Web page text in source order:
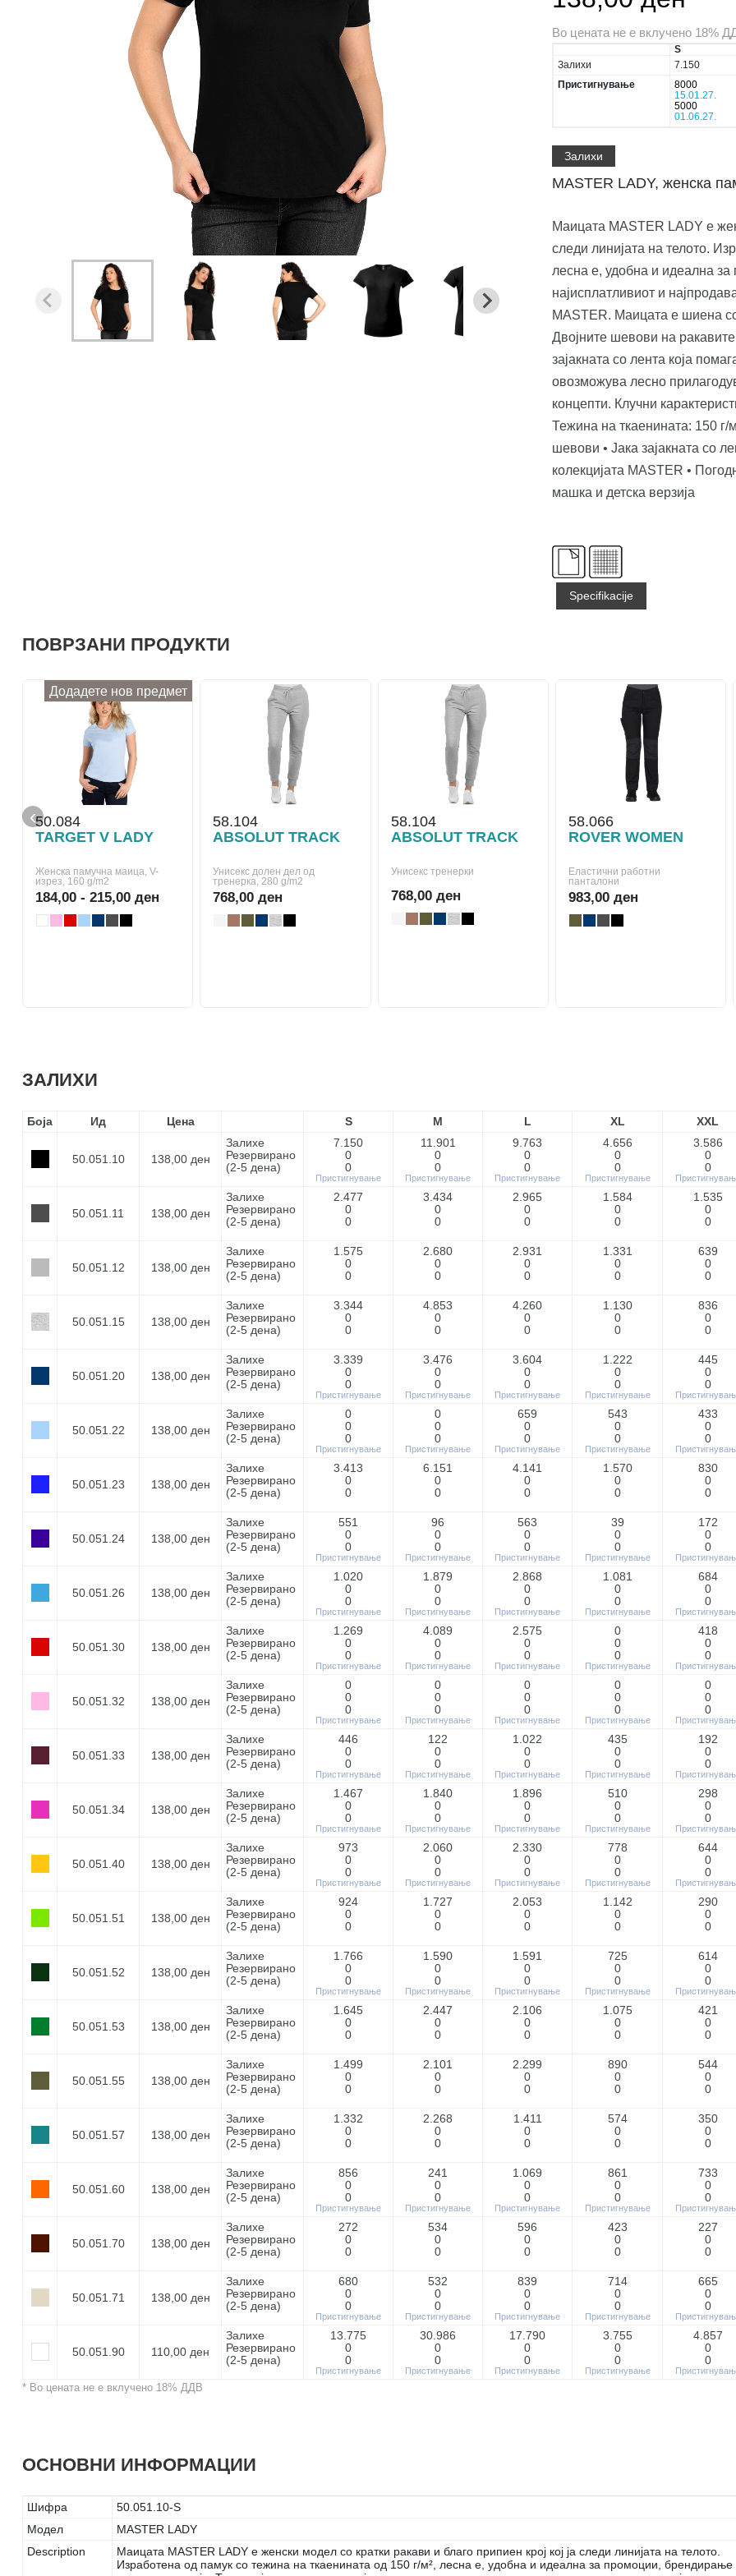
Во цената не е вклучено 18%
S
Залихи
7.150
Пристигнување
8000
15.01.27.
5000
01.06.27.
Залихи
MASTER LADY, женска
Маицата MASTER LADY е
следи линијата на телото.
лесна е, удобна и идеална
најисплатливиот и
MASTER. Маицата е шиена
Двојните шевови на
зајакната со лента која
овозможува лесно
концепти. Клучни
Тежина на ткаенината: 150 г/
шевови • Јака зајакната со
колекцијата MASTER •
машка и детска верзија
Specifikacije
ПОВРЗАНИ ПРОДУКТИ
Додадете нов предмет
50.084
TARGET V LADY
Женска памучна маица, V-
изрез, 160 g/m2
184,00 - 215,00 ден
58.104
ABSOLUT TRACK
Унисекс долен дел од
тренерка, 280 g/m2
768,00 ден
58.104
ABSOLUT TRACK
Унисекс тренерки
768,00 ден
58.066
ROVER WOMEN
Еластични работни
панталони
983,00 ден
‹
ЗАЛИХИ
Боја Ид Цена S M L XL XXL
50.051.10 138,00 ден
Залихе
Резервирано
(2-5 дeнa)
7.150
0
0
Пристигнување
11.901
0
0
Пристигнување
9.763
0
0
Пристигнување
4.656
0
0
Пристигнување
3.586
0
0
50.051.11 138,00 ден
Залихе
Резервирано
(2-5 дeнa)
2.477
0
0
3.434
0
0
2.965
0
0
1.584
0
0
1.535
0
0
50.051.12 138,00 ден
Залихе
Резервирано
(2-5 дeнa)
1.575
0
0
2.680
0
0
2.931
0
0
1.331
0
0
639
0
0
50.051.15 138,00 ден
Залихе
Резервирано
(2-5 дeнa)
3.344
0
0
4.853
0
0
4.260
0
0
1.130
0
0
836
0
0
50.051.20 138,00 ден
Залихе
Резервирано
(2-5 дeнa)
3.339
0
0
Пристигнување
3.476
0
0
Пристигнување
3.604
0
0
Пристигнување
1.222
0
0
Пристигнување
445
0
0
50.051.22 138,00 ден
Залихе
Резервирано
(2-5 дeнa)
0
0
0
Пристигнување
0
0
0
Пристигнување
659
0
0
Пристигнување
543
0
0
Пристигнување
433
0
0
50.051.23 138,00 ден
Залихе
Резервирано
(2-5 дeнa)
3.413
0
0
6.151
0
0
4.141
0
0
1.570
0
0
830
0
0
50.051.24 138,00 ден
Залихе
Резервирано
(2-5 дeнa)
551
0
0
Пристигнување
96
0
0
Пристигнување
563
0
0
Пристигнување
39
0
0
Пристигнување
172
0
0
50.051.26 138,00 ден
Залихе
Резервирано
(2-5 дeнa)
1.020
0
0
Пристигнување
1.879
0
0
Пристигнување
2.868
0
0
Пристигнување
1.081
0
0
Пристигнување
684
0
0
50.051.30 138,00 ден
Залихе
Резервирано
(2-5 дeнa)
1.269
0
0
Пристигнување
4.089
0
0
Пристигнување
2.575
0
0
Пристигнување
0
0
0
Пристигнување
418
0
0
50.051.32 138,00 ден
Залихе
Резервирано
(2-5 дeнa)
0
0
0
Пристигнување
0
0
0
Пристигнување
0
0
0
Пристигнување
0
0
0
Пристигнување
0
0
0
50.051.33 138,00 ден
Залихе
Резервирано
(2-5 дeнa)
446
0
0
Пристигнување
122
0
0
Пристигнување
1.022
0
0
Пристигнување
435
0
0
Пристигнување
192
0
0
50.051.34 138,00 ден
Залихе
Резервирано
(2-5 дeнa)
1.467
0
0
Пристигнување
1.840
0
0
Пристигнување
1.896
0
0
Пристигнување
510
0
0
Пристигнување
298
0
0
50.051.40 138,00 ден
Залихе
Резервирано
(2-5 дeнa)
973
0
0
Пристигнување
2.060
0
0
Пристигнување
2.330
0
0
Пристигнување
778
0
0
Пристигнување
644
0
0
50.051.51 138,00 ден
Залихе
Резервирано
(2-5 дeнa)
924
0
0
1.727
0
0
2.053
0
0
1.142
0
0
290
0
0
50.051.52 138,00 ден
Залихе
Резервирано
(2-5 дeнa)
1.766
0
0
Пристигнување
1.590
0
0
Пристигнување
1.591
0
0
Пристигнување
725
0
0
Пристигнување
614
0
0
50.051.53 138,00 ден
Залихе
Резервирано
(2-5 дeнa)
1.645
0
0
2.447
0
0
2.106
0
0
1.075
0
0
421
0
0
50.051.55 138,00 ден
Залихе
Резервирано
(2-5 дeнa)
1.499
0
0
2.101
0
0
2.299
0
0
890
0
0
544
0
0
50.051.57 138,00 ден
Залихе
Резервирано
(2-5 дeнa)
1.332
0
0
2.268
0
0
1.411
0
0
574
0
0
350
0
0
50.051.60 138,00 ден
Залихе
Резервирано
(2-5 дeнa)
856
0
0
Пристигнување
241
0
0
Пристигнување
1.069
0
0
Пристигнување
861
0
0
Пристигнување
733
0
0
50.051.70 138,00 ден
Залихе
Резервирано
(2-5 дeнa)
272
0
0
534
0
0
596
0
0
423
0
0
227
0
0
50.051.71 138,00 ден
Залихе
Резервирано
(2-5 дeнa)
680
0
0
Пристигнување
532
0
0
Пристигнување
839
0
0
Пристигнување
714
0
0
Пристигнување
665
0
0
50.051.90 110,00 ден
Залихе
Резервирано
(2-5 дeнa)
13.775
0
0
Пристигнување
30.986
0
0
Пристигнување
17.790
0
0
Пристигнување
3.755
0
0
Пристигнување
4.857
0
0
* Во цената не е вклучено 18% ДДВ
ОСНОВНИ ИНФОРМАЦИИ
Шифра
50.051.10-S
Модел
MASTER LADY
Description
Маицата MASTER LADY е женски модел со кратки ракави и благо припиен крој кој ја следи линијата на телото.
Изработена од памук со тежина на ткаенината од 150 г/м², лесна е, удобна и идеална за промоции, брендирање